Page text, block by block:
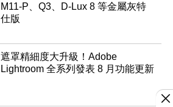
M11-P、Q3、D-Lux 8 等金屬灰特
仕版
遮罩精細度大升級！Adobe
Lightroom 全系列發表 8 月功能更新